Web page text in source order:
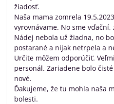
žiadosť.
Naša mama zomrela
vyrovnávame. No sme
Nádej nebola už žiadna, no
postarané a nijak netrpela a
Určite môžem odporúčiť.
personál. Zariadene bolo
nové.
Ďakujeme, že tu mohla naša
bolesti.